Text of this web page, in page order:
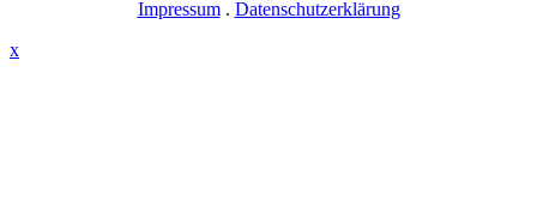
Impressum. Datenschutzerklärung
x